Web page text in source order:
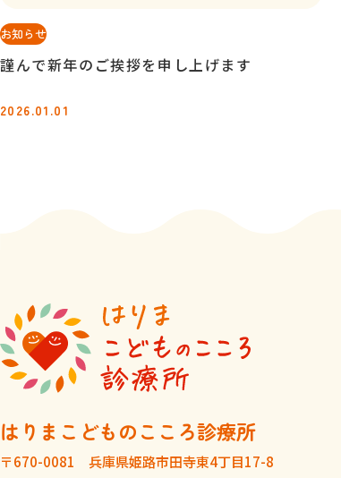
お知らせ
謹んで新年のご挨拶を申し上げます
2026.01.01
はりまこどものこころ診療所
〒670-0081 兵庫県姫路市田寺東4丁目17-8